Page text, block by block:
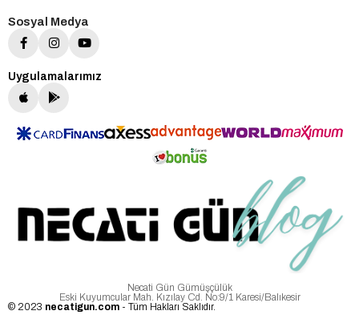
Sosyal Medya
Uygulamalarımız
Necati Gün Gümüşçülük
Eski Kuyumcular Mah. Kızılay Cd. No:9/1 Karesi/Balıkesir
© 2023 necatigun.com - Tüm Hakları Saklıdır.